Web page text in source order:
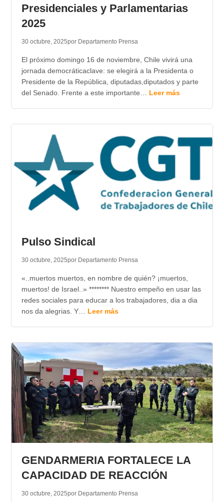
Presidenciales y Parlamentarias
2025
30 octubre, 2025por Departamento Prensa
El próximo domingo 16 de noviembre, Chile vivirá una
jornada democráticaclave: se elegirá a la Presidenta o
Presidente de la República, diputadas,diputados y parte
del Senado. Frente a este importante… Leer más
Pulso Sindical
30 octubre, 2025por Departamento Prensa
«..muertos muertos, en nombre de quién? ¡muertos,
muertos! de Israel..» ******** Nuestro empeño en usar las
redes sociales para educar a los trabajadores, dia a dia
nos da alegrias. Y… Leer más
GENDARMERIA FORTALECE LA
CAPACIDAD DE REACCIÓN
30 octubre, 2025por Departamento Prensa